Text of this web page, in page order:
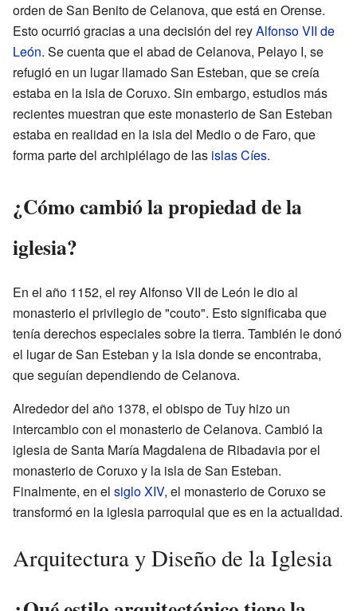
orden de San Benito de Celanova, que está en Orense.
Esto ocurrió gracias a una decisión del reyAlfonso VII de
León. Se cuenta que el abad de Celanova, Pelayo I, se
refugió en un lugar llamado San Esteban, que se creía
estaba en la isla de Coruxo. Sin embargo, estudios más
recientes muestran que este monasterio de San Esteban
estaba en realidad en la isla del Medio o de Faro, que
forma parte del archipiélago de las islas Cíes.
¿Cómo cambió la propiedad de la
iglesia?
En el año 1152, el rey Alfonso VII de León le dio al
monasterio el privilegio de "couto". Esto significaba que
tenía derechos especiales sobre la tierra. También le donó
el lugar de San Esteban y la isla donde se encontraba,
que seguían dependiendo de Celanova.
Alrededor del año 1378, el obispo de Tuy hizo un
intercambio con el monasterio de Celanova. Cambió la
iglesia de Santa María Magdalena de Ribadavia por el
monasterio de Coruxo y la isla de San Esteban.
Finalmente, en el siglo XIV, el monasterio de Coruxo se
transformó en la iglesia parroquial que es en la actualidad.
Arquitectura y Diseño de la Iglesia